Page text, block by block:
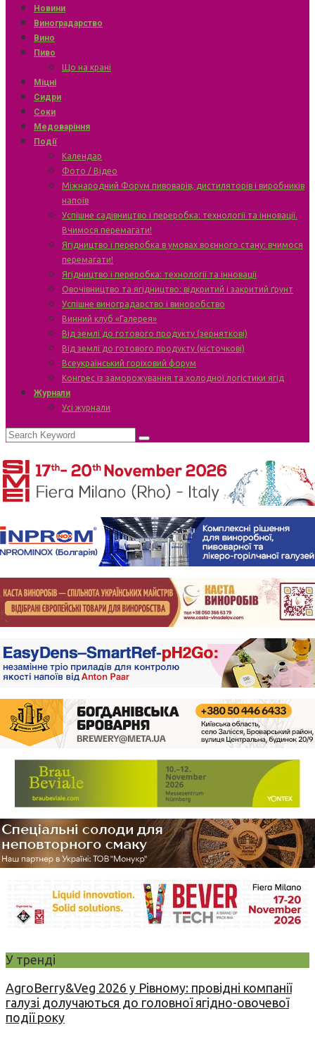
Новини
Виноградарство
Вино
Пиво
Що на крані
Міцні
Сидри
Соки
Медоваріння
Події
Календар
Фото / Відео
Міжнародний Форум пивоварів, дистиляторів і виробників
напоїв
Успішне садівництво і переробка: технології та інновації.
Вчимося перемагати!
Ягідництво і переробка в умовах воєнного стану: вчимося
перемагати!
Ягідництво і переробка: технології та інновації
Овочівництво та ягідництво: відкритий і закритий ґрунт
Успішне виноградарство і виноробство
Винний клуб «Галерея»
Від землі до готового продукту (зерняткові)
Від землі до готового продукту (кісточкові)
Всеукраїнський горіховий форум
Конгрес із заморожування та холодної логістики ягід
Журнали
Усі журнали
У тренді
AgroBerry&Veg 2026 у Рівному: провідні компанії
галузі долучаються до головної ягідно-овочевої
події року